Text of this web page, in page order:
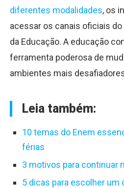
diferentes modalidades, os
acessar os canais oficiais
da Educação. A educação
ferramenta poderosa de
ambientes mais
Leia também:
10 temas do Enem
férias
3 motivos para continuar
5 dicas para escolher